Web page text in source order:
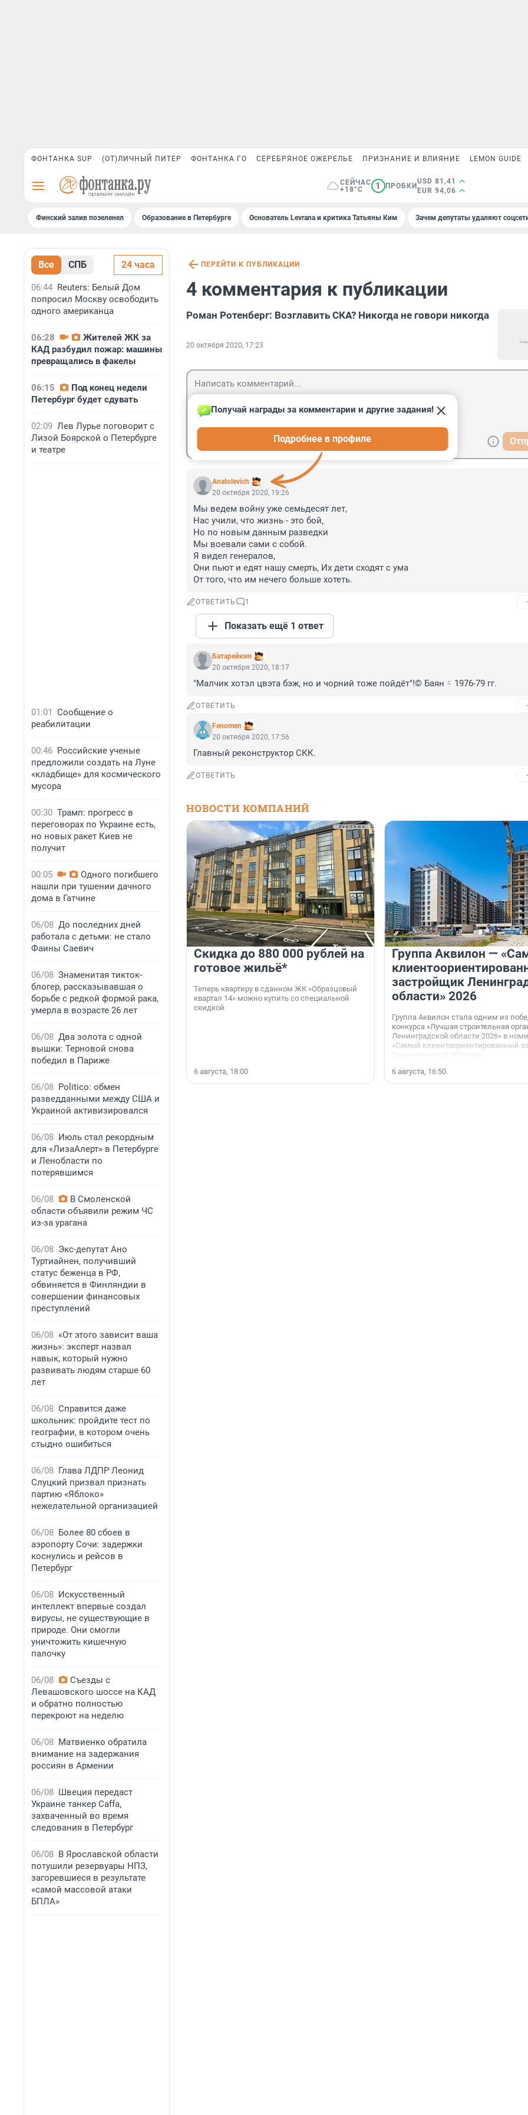
ФОНТАНКА SUP (ОТ)ЛИЧНЫЙ ПИТЕР ФОНТАНКА ГО СЕРЕБРЯНОЕ ОЖЕРЕЛЬЕ ПРИЗНАНИЕ И ВЛИЯНИЕ LEMON GUIDE
СЕЙЧАС
+18°C
1 ПРОБКИ
USD 81,41
EUR 94,06
Финский залив позеленел Образование в Петербурге Основатель Levrana и критика Татьяны Ким Зачем депутаты удаляют
Все СПБ 24 часа
06:44 Reuters: Белый Дом
попросил Москву освободить
одного американца
06:28
Жителей ЖК за
КАД разбудил пожар: машины
превращались в факелы
06:15
Под конец недели
Петербург будет сдувать
02:09 Лев Лурье поговорит с
Лизой Боярской о Петербурге
и театре
01:01 Сообщение о
реабилитации
00:46 Российские ученые
предложили создать на Луне
«кладбище» для космического
мусора
00:30 Трамп: прогресс в
переговорах по Украине есть,
но новых ракет Киев не
получит
00:05
Одного погибшего
нашли при тушении дачного
дома в Гатчине
06/08 До последних дней
работала с детьми: не стало
Фаины Саевич
06/08 Знаменитая тикток-
блогер, рассказывавшая о
борьбе с редкой формой рака,
умерла в возрасте 26 лет
06/08 Два золота с одной
вышки: Терновой снова
победил в Париже
06/08 Politico: обмен
разведданными между США и
Украиной активизировался
06/08 Июль стал рекордным
для «ЛизаАлерт» в Петербурге
и Ленобласти по
потерявшимся
06/08
В Смоленской
области объявили режим ЧС
из-за урагана
06/08 Экс-депутат Ано
Туртиайнен, получивший
статус беженца в РФ,
обвиняется в Финляндии в
совершении финансовых
преступлений
06/08 «От этого зависит ваша
жизнь»: эксперт назвал
навык, который нужно
развивать людям старше 60
лет
06/08 Справится даже
школьник: пройдите тест по
географии, в котором очень
стыдно ошибиться
06/08 Глава ЛДПР Леонид
Слуцкий призвал признать
партию «Яблоко»
нежелательной организацией
06/08 Более 80 сбоев в
аэропорту Сочи: задержки
коснулись и рейсов в
Петербург
06/08 Искусственный
интеллект впервые создал
вирусы, не существующие в
природе. Они смогли
уничтожить кишечную
палочку
06/08
Съезды с
Левашовского шоссе на КАД
и обратно полностью
перекроют на неделю
06/08 Матвиенко обратила
внимание на задержания
россиян в Армении
06/08 Швеция передаст
Украине танкер Caffa,
захваченный во время
следования в Петербург
06/08 В Ярославской области
потушили резервуары НПЗ,
загоревшиеся в результате
«самой массовой атаки
БПЛА»
ПЕРЕЙТИ К ПУБЛИКАЦИИ
4 комментария к публикации
Роман Ротенберг: Возглавить СКА? Никогда не говори никогда
20 октября 2020, 17:23
Anatolevich
Получай награды за комментарии и другие задания!
Подробнее в профиле
20 октября 2020, 19:26
Мы ведем войну уже семьдесят лет,
Нас учили, что жизнь - это бой,
Но по новым данным разведки
Мы воевали сами с собой.
Я видел генералов,
Они пьют и едят нашу смерть, Их дети сходят с ума
От того, что им нечего больше хотеть.
ОТВЕТИТЬ 1
Показать ещё 1 ответ
Батарейкин
20 октября 2020, 18:17
"Малчик хотэл цвэта бэж, но и чорний тоже пойдёт"!© Баян ⍨ 1976-79 гг.
ОТВЕТИТЬ
Fenomen
20 октября 2020, 17:56
Главный реконструктор СКК.
ОТВЕТИТЬ
НОВОСТИ КОМПАНИЙ
Скидка до 880 000 рублей на
готовое жильё*
Теперь квартиру в сданном ЖК «Образцовый
квартал 14» можно купить со специальной
скидкой.
6 августа, 18:00
Группа Аквилон —
застройщик
области» 2026
Группа Аквилон стала одним из
конкурса «Лучшая строительная
Ленинградской области 2026» в
«Самый клиентоориентированный
Ленинградской области».
6 августа, 16:50